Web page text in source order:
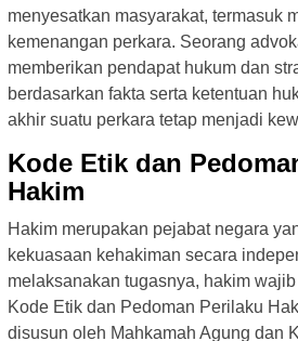
menyesatkan masyarakat, termasuk
kemenangan perkara. Seorang
memberikan pendapat hukum dan
berdasarkan fakta serta ketentuan
akhir suatu perkara tetap menjadi
Kode Etik dan
Hakim
Hakim merupakan pejabat negara
kekuasaan kehakiman secara
melaksanakan tugasnya, hakim
Kode Etik dan Pedoman Perilaku
disusun oleh Mahkamah Agung dan